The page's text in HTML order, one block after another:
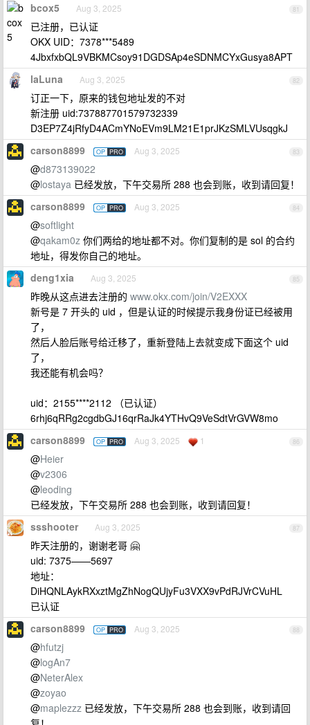
81
bcox5 Aug 3, 2025
已注册，已认证
OKX UID：7378***5489
4JbxfxbQL9VBKMCsoy91DGDSAp4eSDNMCYxGusya8APT
82
laLuna Aug 3, 2025
订正一下，原来的钱包地址发的不对
新注册 uid:737887701579732339
D3EP7Z4jRfyD4ACmYNoEVm9LM21E1prJKzSMLVUsqgkJ
83
carson8899 OP PRO Aug 3, 2025
@d873139022
@lostaya 已经发放，下午交易所 288 也会到账，收到请回复！
84
carson8899 OP PRO Aug 3, 2025
@softlight
@qakam0z 你们两给的地址都不对。你们复制的是 sol 的合约
地址，得发你自己的地址。
85
deng1xia Aug 3, 2025
昨晚从这点进去注册的 www.okx.com/join/V2EXXX
新号是 7 开头的 uid ，但是认证的时候提示我身份证已经被用
了，
然后人脸后账号给迁移了，重新登陆上去就变成下面这个 uid
了，
我还能有机会吗？
uid：2155****2112 （已认证）
6rhj6qRRg2cgdbGJ16qrRaJk4YTHvQ9VeSdtVrGVW8mo
86
carson8899 OP PRO Aug 3, 2025 1
@Heier
@v2306
@leoding
已经发放，下午交易所 288 也会到账，收到请回复！
87
ssshooter Aug 3, 2025
昨天注册的，谢谢老哥 🤗
uid: 7375——5697
地址：
DiHQNLAykRXxztMgZhNogQUjyFu3VXX9vPdRJVrCVuHL
已认证
88
carson8899 OP PRO Aug 3, 2025
@hfutzj
@logAn7
@NeterAlex
@zoyao
@maplezzz 已经发放，下午交易所 288 也会到账，收到请回